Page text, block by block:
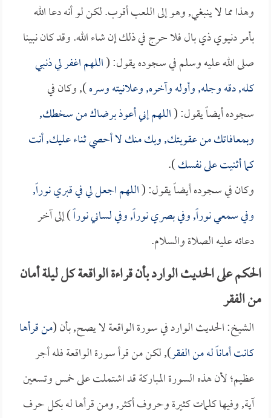
وهذا مما لا ينبغي, وهو إلى اللعب أقرب. لكن لو أنه دعا الله
بأمر دنيوي ذي بال فلا حرج في ذلك إن شاء الله. وقد كان نبينا
صلى الله عليه وسلم في سجوده يقول: (اللهم اغفر لي ذنبي
كله, دقه وجله, وأوله وآخره, وعلانيته وسره), وكان في
سجوده أيضاً يقول: (اللهم إني أعوذ برضاك من سخطك,
وبمعافاتك من عقوبتك, وبك منك لا أحصي ثناء عليك, أنت
كما أثنيت على نفسك).
وكان في سجوده أيضاً يقول: (اللهم اجعل لي في قبري نوراً,
وفي سمعي نوراً, وفي بصري نوراً, وفي لساني نوراً) إلى آخر
دعائه عليه الصلاة والسلام.
الحكم على الحديث الوارد بأن قراءة الواقعة كل ليلة أمان
من الفقر
الشيخ: الحديث الوارد في سورة الواقعة لا يصح, بأن (من قرأها
كانت أماناً له من الفقر), لكن من قرأ سورة الواقعة فله أجر
عظيم؛ لأن هذه السورة المباركة قد اشتملت على خمس وتسعين
آية, وفيها كلمات كثيرة وحروف أكثر, ومن قرأها له بكل حرف